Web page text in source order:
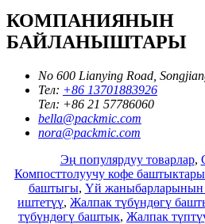
КОМПАНИЯНЫН
БАЙЛАНЫШТАРЫ
No 600 Lianying Road,
Тел: +86 13701883926
Тел: +86 21 57786060
bella@packmic.com
nora@packmic.com
Эң популярдуу товарлар,
Компосттолуучу кофе баштыктары
баштыгы, Үй жаныбарларынын
иштетүү, Жалпак түбүндөгү
түбүндөгү баштык, Жалпак